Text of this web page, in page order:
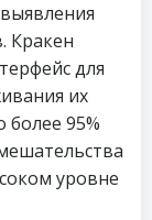
Кракен
для
их
более 95%
уровне